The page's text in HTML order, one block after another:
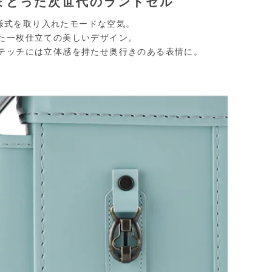
を取り入れたモードな空気。
一枚仕立ての美しいデザイン。
ッチには立体感を持たせ奥行きのある表情に。